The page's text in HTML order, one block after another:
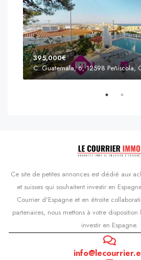
395,000€
Ce site de petites annonces est dédié aux
et suisses qui souhaitent investir en
Courrier d'Espagne et en étroite
partenaires, nous mettons à votre
investir en Espagne.